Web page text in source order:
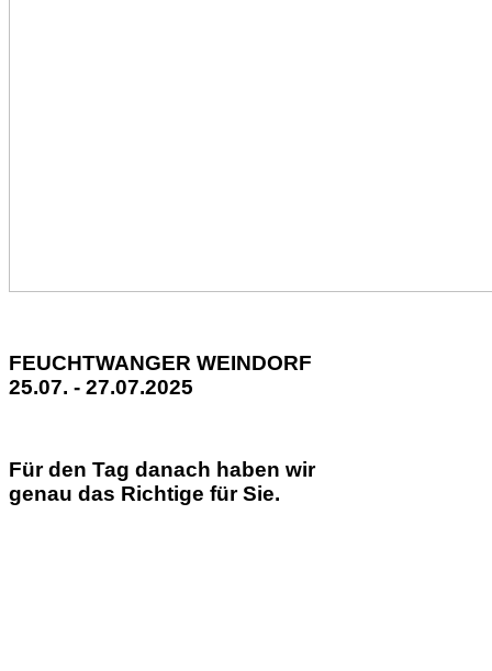
FEUCHTWANGER WEINDORF
25.07. - 27.07.2025
Für den Tag danach haben wir
genau das Richtige für Sie.